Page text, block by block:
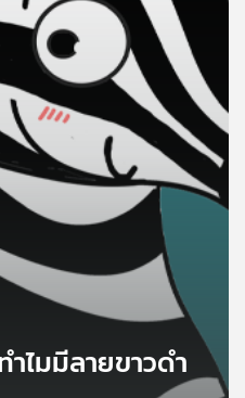
ไมมีลายขาวดำ